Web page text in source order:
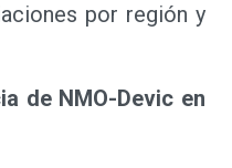
por región y
de NMO-Devic en